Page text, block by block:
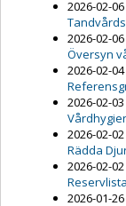
2026-02-06
2026-02-06
Översyn
2026-02-04
2026-02-03
2026-02-02
Rädda
2026-02-02
2026-01-26